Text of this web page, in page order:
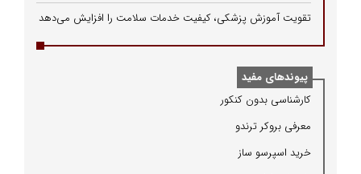
تقویت آموزش پزشکی، کیفیت خدمات سلامت را افزایش می‌دهد
پیوندهای مفید
كارشناسی بدون كنكور
معرفی بروكر ترندو
خرید اسپرسو ساز